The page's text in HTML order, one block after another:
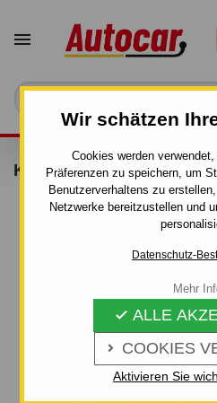
Wir schätzen
Cookies werden
Präferenzen zu speichern, um
Benutzerverhaltens zu
Netzwerke bereitzustellen und
Datenschutz-
 COOKIES
 ALLE
Aktivieren Sie
Mehr

KIT FÜR DACHTRÄGER